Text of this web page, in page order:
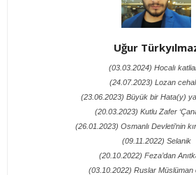
Uğur
(03.03.2024) Hocalı
(24.07.2023) Lozan
(23.06.2023) Büyük bir Hata(y)
(20.03.2023) Kutlu Zafer
(26.01.2023) Osmanlı Devleti’nin
(09.11.2022) Selanik
(20.10.2022) Feza’dan
(03.10.2022) Ruslar Müslüman